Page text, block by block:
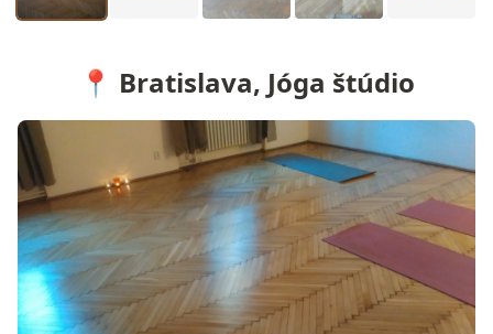
📍 Bratislava, Jóga štúdio